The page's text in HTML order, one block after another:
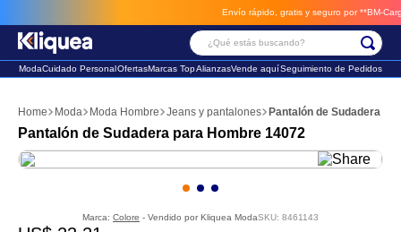
Envío rápido, gratis y seguro por **BM-Cargo**
¿Qué estás buscando?
ModaCuidado PersonalOfertasMarcas TopAlianzasVende aquíSeguimiento de Pedidos
Moda Moda Hombre Jeans y pantalones Pantalón de Sudadera
Pantalón de Sudadera para Hombre 14072
Marca: Colore - Vendido por Kliquea ModaSKU: 8461143
2. sandalia